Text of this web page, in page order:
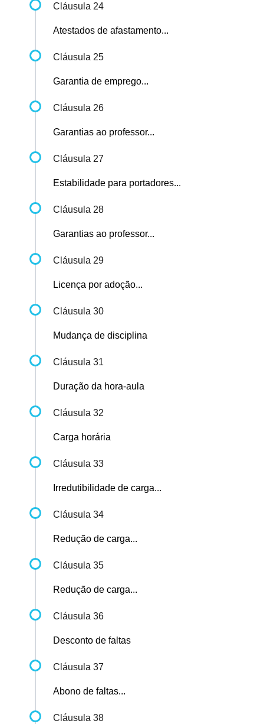
Cláusula 24
Atestados de afastamento...
Cláusula 25
Garantia de emprego...
Cláusula 26
Garantias ao professor...
Cláusula 27
Estabilidade para portadores...
Cláusula 28
Garantias ao professor...
Cláusula 29
Licença por adoção...
Cláusula 30
Mudança de disciplina
Cláusula 31
Duração da hora-aula
Cláusula 32
Carga horária
Cláusula 33
Irredutibilidade de carga...
Cláusula 34
Redução de carga...
Cláusula 35
Redução de carga...
Cláusula 36
Desconto de faltas
Cláusula 37
Abono de faltas...
Cláusula 38